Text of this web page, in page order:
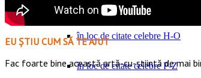
în loc de citate celebre A-G
în loc de citate celebre H-O
în loc de citate celebre P-Z
EU ȘTIU CUM SĂ TE AJUT
Fac foarte bine această artă-cu-știintă de mai